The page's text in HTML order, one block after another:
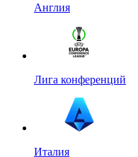
Англия
Лига конференций
Италия